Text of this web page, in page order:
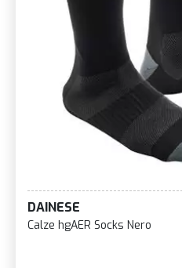
DAINESE
Calze hgAER Socks Nero